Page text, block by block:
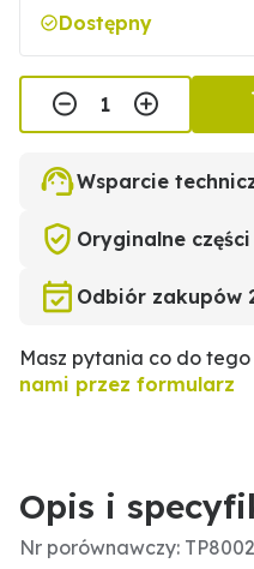
Dostępny
Wsparcie
Oryginalne części
Odbiór zakupów
Masz pytania co do
nami przez formularz
Opis i
Nr porównawczy: